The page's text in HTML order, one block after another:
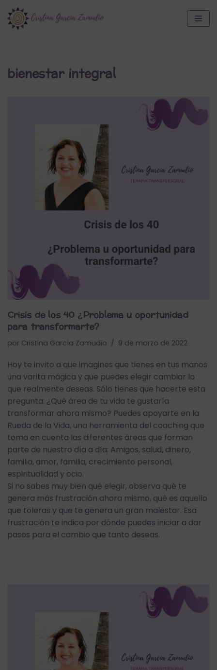
Saltar
bienestar integral
Crisis de los 40 ¿Problema u oportunidad
para transformarte?
por Cristina García Zamudio 9 de marzo de 2022
Hoy te invito a que imagines que tienes en tus manos
una varita mágica y que puedes elegir cambiar lo
que realmente deseas. Sólo tienes que hacerte esta
pregunta: ¿Qué área de tu vida te gustaría
transformar ahora mismo? Puedes apoyarte en la
Rueda de la Vida, una herramienta del coaching que
toma en cuenta las diferentes áreas que forman
parte de nuestro día a día: Amigos, salud, dinero,
familia, amor, familia, crecimiento personal,
espiritualidad y ocio.
Si no sabes muy bien qué elegir, observa qué te
genera más frustración ahora mismo, qué es aquello
que toleras y que te genera un gran malestar. Esa
frustración te indica por dónde puedes iniciar a dar
pasos para el cambio que tanto deseas.